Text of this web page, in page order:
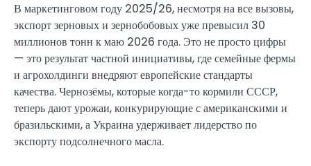
В маркетинговом году 2025/26, несмотря на все вызовы,
экспорт зерновых и зернобобовых уже превысил 30
миллионов тонн к маю 2026 года. Это не просто цифры
— это результат частной инициативы, где семейные фермы
и агрохолдинги внедряют европейские стандарты
качества. Чернозёмы, которые когда-то кормили СССР,
теперь дают урожаи, конкурирующие с американскими и
бразильскими, а Украина удерживает лидерство по
экспорту подсолнечного масла.